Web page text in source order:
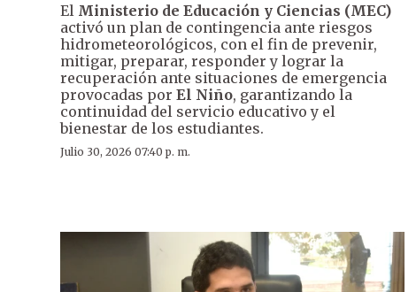
El Ministerio de Educación y Ciencias (MEC)
activó un plan de contingencia ante riesgos
hidrometeorológicos, con el fin de prevenir,
mitigar, preparar, responder y lograr la
recuperación ante situaciones de emergencia
provocadas por El Niño, garantizando la
continuidad del servicio educativo y el
bienestar de los estudiantes.
Julio 30, 2026 07:40 p. m.